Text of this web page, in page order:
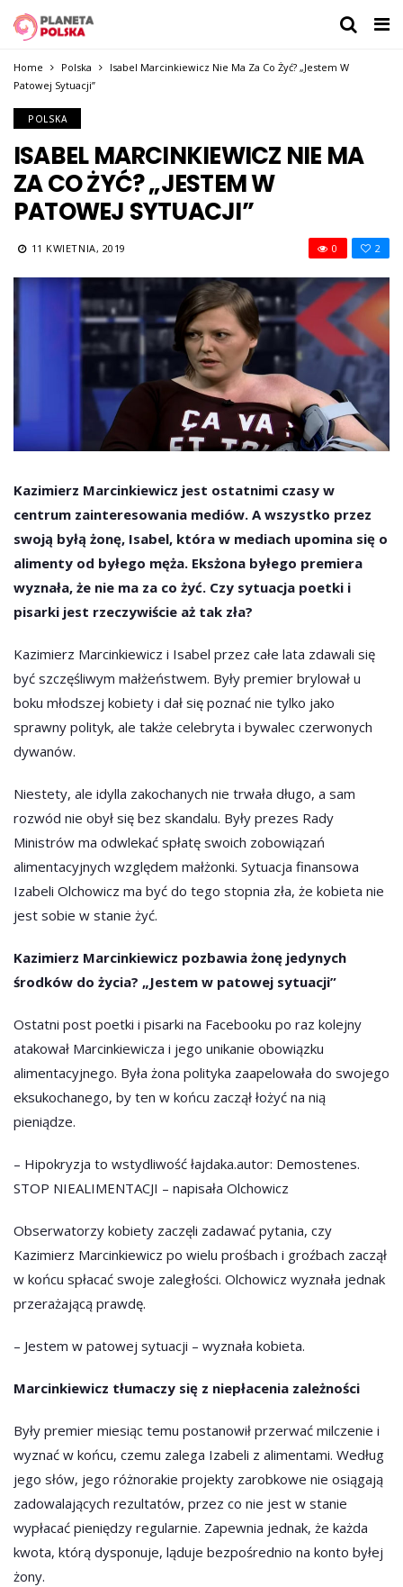
Home Polska
Isabel Marcinkiewicz Nie Ma Za Co Żyć? „Jestem W
Patowej Sytuacji”
POLSKA
ISABEL MARCINKIEWICZ NIE MA
ZA CO ŻYĆ? „JESTEM W
PATOWEJ SYTUACJI”
11 KWIETNIA, 2019 2
0
Kazimierz Marcinkiewicz jest ostatnimi czasy w
centrum zainteresowania mediów. A wszystko przez
swoją byłą żonę, Isabel, która w mediach upomina się o
alimenty od byłego męża. Eksżona byłego premiera
wyznała, że nie ma za co żyć. Czy sytuacja poetki i
pisarki jest rzeczywiście aż tak zła?
Kazimierz Marcinkiewicz i Isabel przez całe lata zdawali się
być szczęśliwym małżeństwem. Były premier brylował u
boku młodszej kobiety i dał się poznać nie tylko jako
sprawny polityk, ale także celebryta i bywalec czerwonych
dywanów.
Niestety, ale idylla zakochanych nie trwała długo, a sam
rozwód nie obył się bez skandalu. Były prezes Rady
Ministrów ma odwlekać spłatę swoich zobowiązań
alimentacyjnych względem małżonki. Sytuacja finansowa
Izabeli Olchowicz ma być do tego stopnia zła, że kobieta nie
jest sobie w stanie żyć.
Kazimierz Marcinkiewicz pozbawia żonę jedynych
środków do życia? „Jestem w patowej sytuacji”
Ostatni post poetki i pisarki na Facebooku po raz kolejny
atakował Marcinkiewicza i jego unikanie obowiązku
alimentacyjnego. Była żona polityka zaapelowała do swojego
eksukochanego, by ten w końcu zaczął łożyć na nią
pieniądze.
– Hipokryzja to wstydliwość łajdaka.autor: Demostenes.
STOP NIEALIMENTACJI – napisała Olchowicz
Obserwatorzy kobiety zaczęli zadawać pytania, czy
Kazimierz Marcinkiewicz po wielu prośbach i groźbach zaczął
w końcu spłacać swoje zaległości. Olchowicz wyznała jednak
przerażającą prawdę.
– Jestem w patowej sytuacji – wyznała kobieta.
Marcinkiewicz tłumaczy się z niepłacenia zależności
Były premier miesiąc temu postanowił przerwać milczenie i
wyznać w końcu, czemu zalega Izabeli z alimentami. Według
jego słów, jego różnorakie projekty zarobkowe nie osiągają
zadowalających rezultatów, przez co nie jest w stanie
wypłacać pieniędzy regularnie. Zapewnia jednak, że każda
kwota, którą dysponuje, ląduje bezpośrednio na konto byłej
żony.